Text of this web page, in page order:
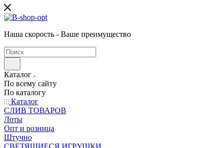
Наша скорость - Ваше преимущество
Каталог
По всему сайту
По каталогу
Каталог
CЛИВ ТОВАРОВ
Лоты
Опт и розница
Штучно
СВЕТЯЩИЕСЯ ИГРУШКИ